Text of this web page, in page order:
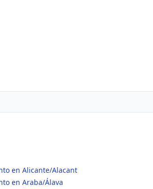
en Alicante/Alacant
en Araba/Álava